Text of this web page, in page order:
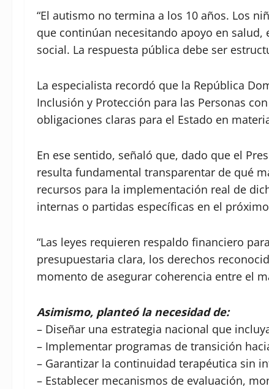
“El autismo no termina a los 10 años. Los
que continúan necesitando apoyo en
social. La respuesta pública debe ser
La especialista recordó que la República
Inclusión y Protección para las Personas
obligaciones claras para el Estado en
En ese sentido, señaló que, dado que el
resulta fundamental transparentar de qué
recursos para la implementación real de
internas o partidas específicas en el
“Las leyes requieren respaldo financiero
presupuestaria clara, los derechos
momento de asegurar coherencia entre el
Asimismo, planteó la necesidad de:
– Diseñar una estrategia nacional que
– Implementar programas de transición
– Garantizar la continuidad terapéutica sin
– Establecer mecanismos de evaluación,